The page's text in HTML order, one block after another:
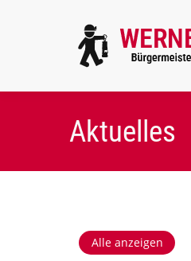
Aktuelles
Alle anzeigen